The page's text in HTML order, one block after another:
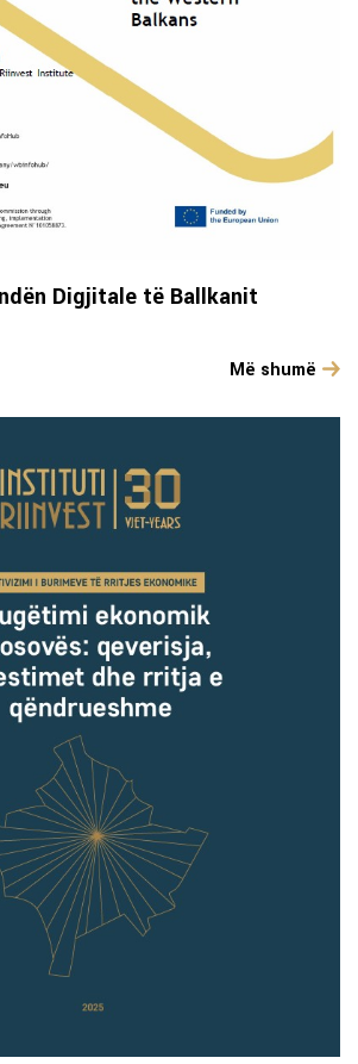
Digjitale të Ballkanit
Më shumë